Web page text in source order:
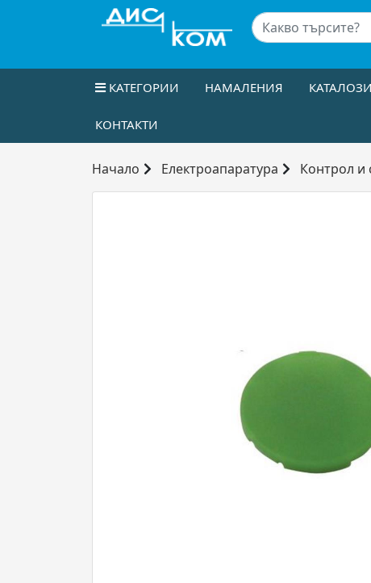
КАТЕГОРИИ НАМАЛЕНИЯ КАТАЛОЗИ
КОНТАКТИ
Начало Електроапаратура Контрол и